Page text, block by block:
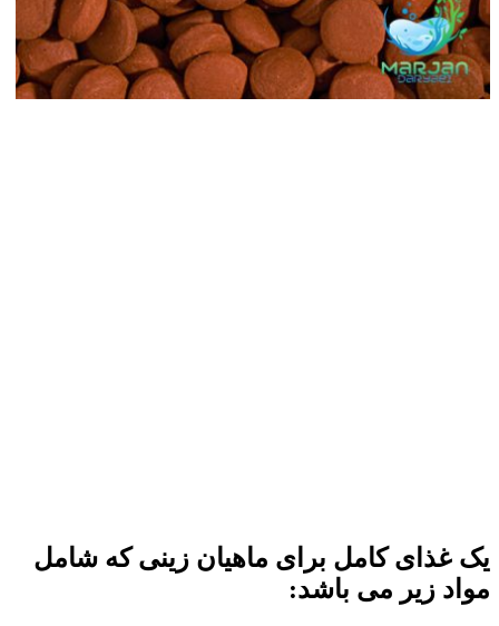
یک غذای کامل برای ماهیان زینی که شامل
مواد زیر می باشد: